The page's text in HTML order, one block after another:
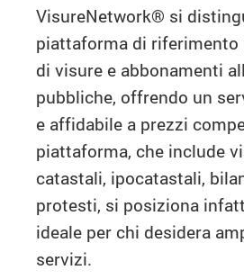
VisureNetwork® si
piattaforma di riferimento
di visure e abbonamenti
pubbliche, offrendo un
e affidabile a prezzi
piattaforma, che include
catastali, ipocatastali,
protesti, si posiziona
ideale per chi desidera
servizi.